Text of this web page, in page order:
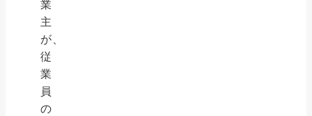
業
主
が、
従
業
員
の